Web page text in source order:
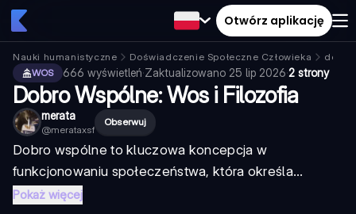
Otwórz aplikację
Nauki humanistyczne Doświadczenie Społeczne Człowieka
dobro
WOS
666 wyświetleń·Zaktualizowano 25 lip 2026·2 strony
Dobro Wspólne: Wos i Filozofia
merata
@merataxsf
Obserwuj
Dobro wspólne to kluczowa koncepcja w
funkcjonowaniu społeczeństwa, która określa...
Pokaż więcej